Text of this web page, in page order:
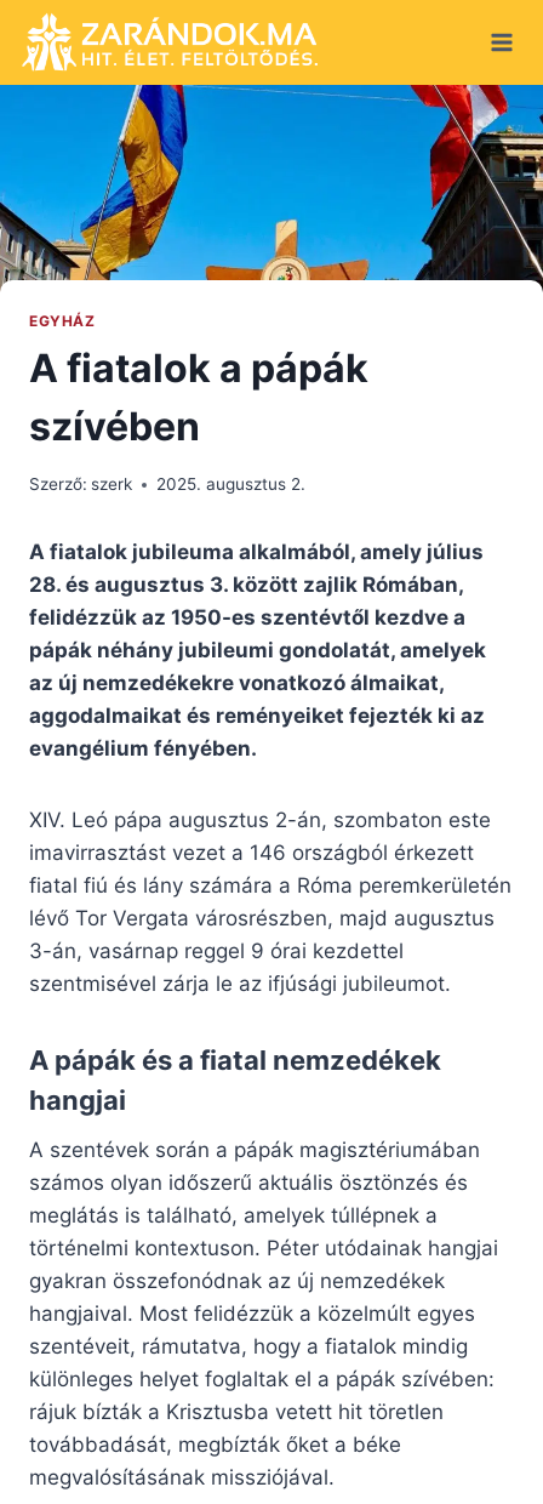
content
EGYHÁZ
A fiatalok a pápák
szívében
Szerző: szerk 2025. augusztus 2.
A fiatalok jubileuma alkalmából, amely július
28. és augusztus 3. között zajlik Rómában,
felidézzük az 1950-es szentévtől kezdve a
pápák néhány jubileumi gondolatát, amelyek
az új nemzedékekre vonatkozó álmaikat,
aggodalmaikat és reményeiket fejezték ki az
evangélium fényében.
XIV. Leó pápa augusztus 2-án, szombaton este
imavirrasztást vezet a 146 országból érkezett
fiatal fiú és lány számára a Róma peremkerületén
lévő Tor Vergata városrészben, majd augusztus
3-án, vasárnap reggel 9 órai kezdettel
szentmisével zárja le az ifjúsági jubileumot.
A pápák és a fiatal nemzedékek
hangjai
A szentévek során a pápák magisztériumában
számos olyan időszerű aktuális ösztönzés és
meglátás is található, amelyek túllépnek a
történelmi kontextuson. Péter utódainak hangjai
gyakran összefonódnak az új nemzedékek
hangjaival. Most felidézzük a közelmúlt egyes
szentéveit, rámutatva, hogy a fiatalok mindig
különleges helyet foglaltak el a pápák szívében:
rájuk bízták a Krisztusba vetett hit töretlen
továbbadását, megbízták őket a béke
megvalósításának missziójával.